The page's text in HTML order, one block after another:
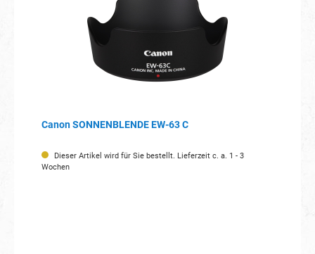
Canon SONNENBLENDE EW-63 C
Dieser Artikel wird für Sie bestellt. Lieferzeit c. a. 1 - 3
Wochen